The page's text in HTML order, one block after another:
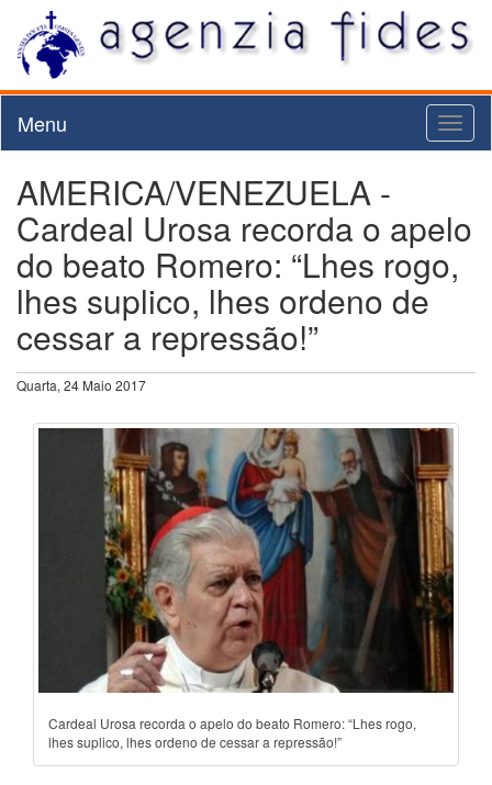
Menu
AMERICA/VENEZUELA -
Cardeal Urosa recorda o apelo
do beato Romero: “Lhes rogo,
lhes suplico, lhes ordeno de
cessar a repressão!”
Quarta, 24 Maio 2017
Cardeal Urosa recorda o apelo do beato Romero: “Lhes rogo,
lhes suplico, lhes ordeno de cessar a repressão!”